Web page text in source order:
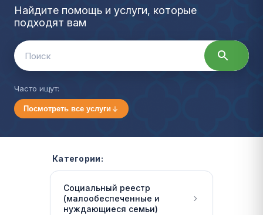
Найдите помощь и услуги, которые
подходят вам
Search
for:
Часто ищут:
Посмотреть все услуги
Категории:
Социальный реестр
(малообеспеченные и
нуждающиеся семьи)